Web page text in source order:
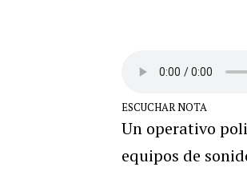
ESCUCHAR NOTA
Un operativo
equipos de